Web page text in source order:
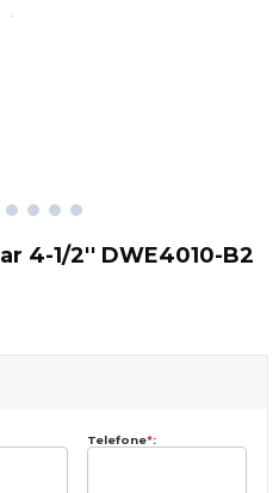
4-1/2'' DWE4010-B2
Telefone*: